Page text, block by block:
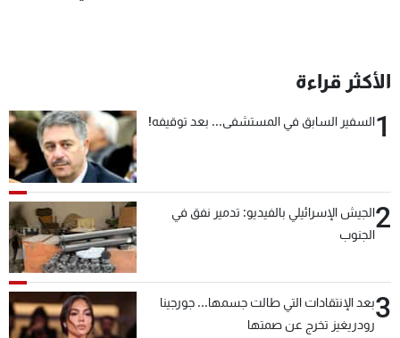
الأكثر قراءة
1السفير السابق في المستشفى... بعد توقيفه!
2الجيش الإسرائيلي بالفيديو: تدمير نفق في
الجنوب
3بعد الإنتقادات التي طالت جسمها... جورجينا
رودريغيز تخرج عن صمتها